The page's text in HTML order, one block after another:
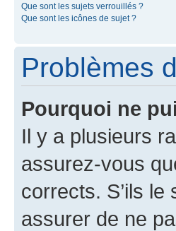
Que sont les sujets verrouillés ?
Que sont les icônes de sujet ?
Problèmes
Pourquoi ne
Il y a plusieurs
assurez-vous
corrects. S’ils
assurer de ne